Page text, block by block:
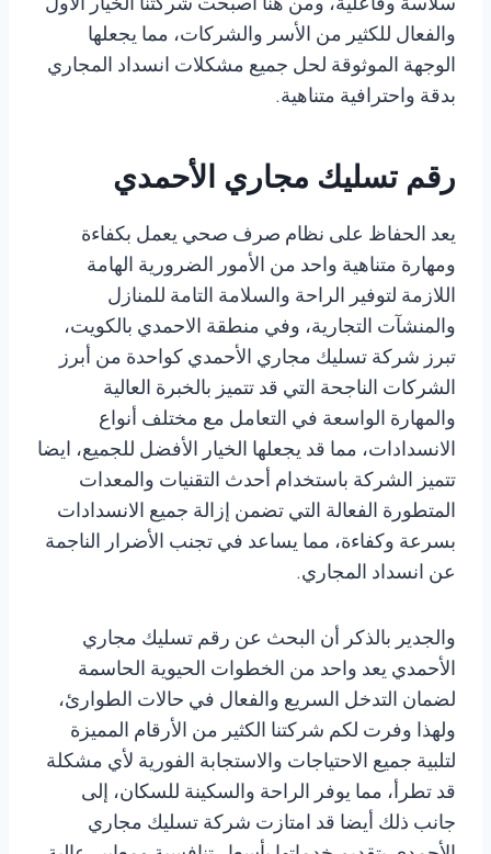
سلاسة وفاعلية، ومن هنا أصبحت شركتنا الخيار الأول
والفعال للكثير من الأسر والشركات، مما يجعلها
الوجهة الموثوقة لحل جميع مشكلات انسداد المجاري
بدقة واحترافية متناهية.
رقم تسليك مجاري الأحمدي
يعد الحفاظ على نظام صرف صحي يعمل بكفاءة
ومهارة متناهية واحد من الأمور الضرورية الهامة
اللازمة لتوفير الراحة والسلامة التامة للمنازل
والمنشآت التجارية، وفي منطقة الاحمدي بالكويت،
تبرز شركة تسليك مجاري الأحمدي كواحدة من أبرز
الشركات الناجحة التي قد تتميز بالخبرة العالية
والمهارة الواسعة في التعامل مع مختلف أنواع
الانسدادات، مما قد يجعلها الخيار الأفضل للجميع، ايضا
تتميز الشركة باستخدام أحدث التقنيات والمعدات
المتطورة الفعالة التي تضمن إزالة جميع الانسدادات
بسرعة وكفاءة، مما يساعد في تجنب الأضرار الناجمة
عن انسداد المجاري.
والجدير بالذكر أن البحث عن رقم تسليك مجاري
الأحمدي يعد واحد من الخطوات الحيوية الحاسمة
لضمان التدخل السريع والفعال في حالات الطوارئ،
ولهذا وفرت لكم شركتنا الكثير من الأرقام المميزة
لتلبية جميع الاحتياجات والاستجابة الفورية لأي مشكلة
قد تطرأ، مما يوفر الراحة والسكينة للسكان، إلى
جانب ذلك أيضا قد امتازت شركة تسليك مجاري